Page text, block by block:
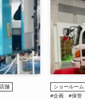
舗
ショールー
#企画
#保管